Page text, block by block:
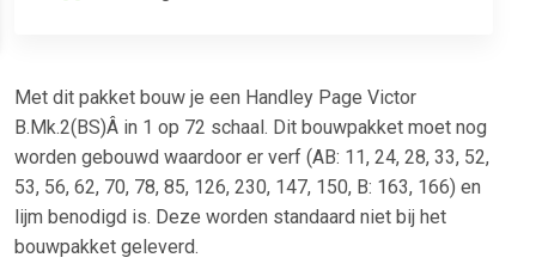
Met dit pakket bouw je een Handley Page Victor
B.Mk.2(BS)Â in 1 op 72 schaal. Dit bouwpakket moet nog
worden gebouwd waardoor er verf (AB: 11, 24, 28, 33, 52,
53, 56, 62, 70, 78, 85, 126, 230, 147, 150, B: 163, 166) en
lijm benodigd is. Deze worden standaard niet bij het
bouwpakket geleverd.